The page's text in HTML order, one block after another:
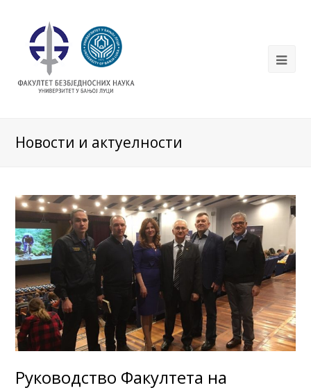
Новости и актуелности
Руководство Факултета на